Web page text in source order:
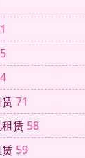
71
赁 58
59